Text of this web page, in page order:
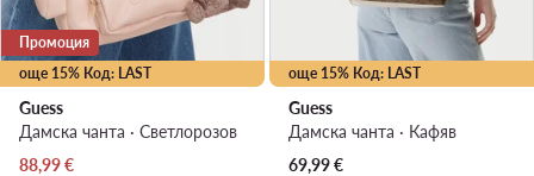
още 15% Код: LAST
Промоция
Guess
Дамска чанта · Светлорозов
Актуална цена
88,99€
още 15% Код: LAST
Guess
Дамска чанта · Кафяв
69,99€